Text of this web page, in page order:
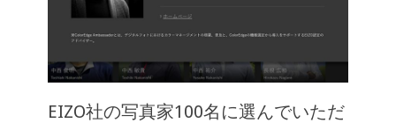
EIZO社の写真家100名に選んでいただ